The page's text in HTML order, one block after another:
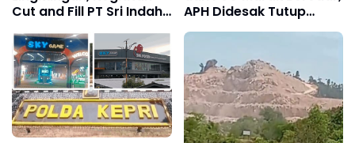
Cut and Fill PT Sri Indah
Nongsa Bisa Terancam
Pidana
APH Didesak Tutup
Pabrik dan Tindak Mafia